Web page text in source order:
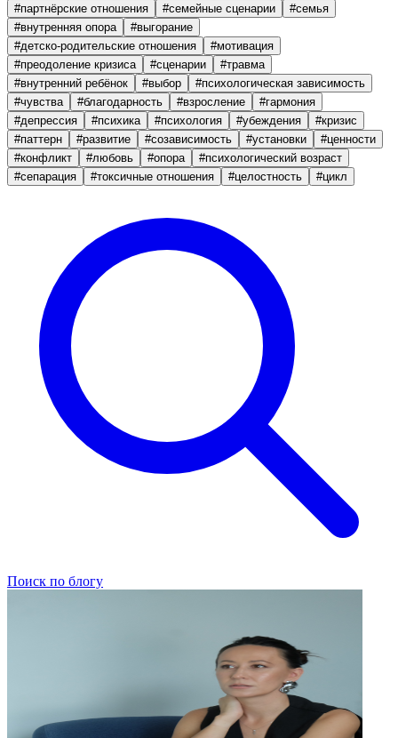
#партнёрские отношения #семейные сценарии #семья
#внутренняя опора #выгорание
#детско-родительские отношения #мотивация
#преодоление кризиса #сценарии #травма
#внутренний ребёнок #выбор #психологическая зависимость
#чувства #благодарность #взросление #гармония
#депрессия #психика #психология #убеждения #кризис
#паттерн #развитие #созависимость #установки #ценности
#конфликт #любовь #опора #психологический возраст
#сепарация #токсичные отношения #целостность #цикл
Поиск по блогу